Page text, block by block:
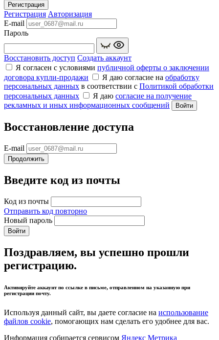
Регистрация
Регистрация Авторизация
E-mail
Пароль
Восстановить доступ Создать аккаунт
Я согласен с условиями публичной оферты о заключении
договора купли‑продажи
Я даю согласие на обработку
персональных данных в соответствии с Политикой обработки
персональных данных
Я даю согласие на получение
рекламных и иных информационных сообщений
Войти
Восстановление доступа
E-mail
Продолжить
Введите код из почты
Код из почты
Отправить код повторно
Новый пароль
Войти
Поздравляем, вы успешно прошли
регистрацию.
Активируйте аккаунт по ссылке в письме, отправленном на указанную при
регистрации почту.
Используя данный сайт, вы даете согласие на использование
файлов cookie, помогающих нам сделать его удобнее для вас.
Информация собирается сервисом Яндекс Метрика